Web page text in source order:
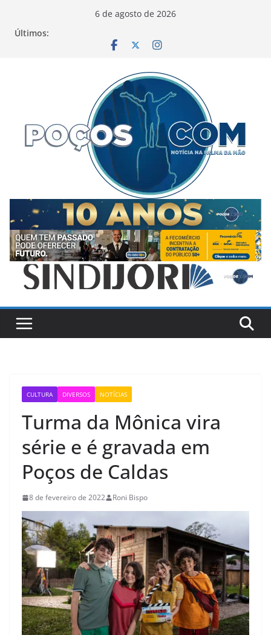
6 de agosto de 2026
Últimos:
CULTURA DIVERSOS NOTÍCIAS
Turma da Mônica vira
série e é gravada em
Poços de Caldas
8 de fevereiro de 2022 Roni Bispo